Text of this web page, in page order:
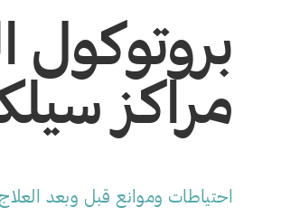
بروتوكول
مراكز
احتياطات وموانع قبل وبعد